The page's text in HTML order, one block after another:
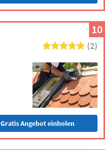
10
(2)
Gratis Angebot einholen